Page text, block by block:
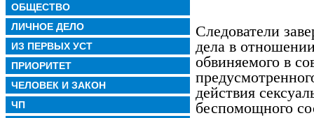
ОБЩЕСТВО
ЛИЧНОЕ ДЕЛО
ИЗ ПЕРВЫХ УСТ
ПРИОРИТЕТ
ЧЕЛОВЕК И ЗАКОН
ЧП
Следователи
дела в
обвиняемого в
действия
беспомощного